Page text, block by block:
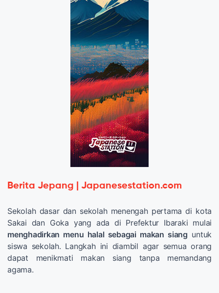
Berita Jepang | Japanesestation.com
Sekolah dasar dan sekolah menengah pertama di kota
Sakai dan Goka yang ada di Prefektur Ibaraki mulai
menghadirkan menu halal sebagai makan siang untuk
siswa sekolah. Langkah ini diambil agar semua orang
dapat menikmati makan siang tanpa memandang
agama.